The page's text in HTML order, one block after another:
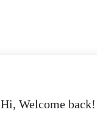
Hi, Welcome back!